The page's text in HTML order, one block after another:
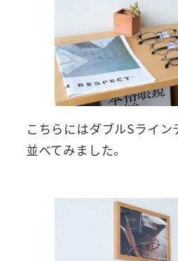
こちらにはダブルSライ
並べてみました。